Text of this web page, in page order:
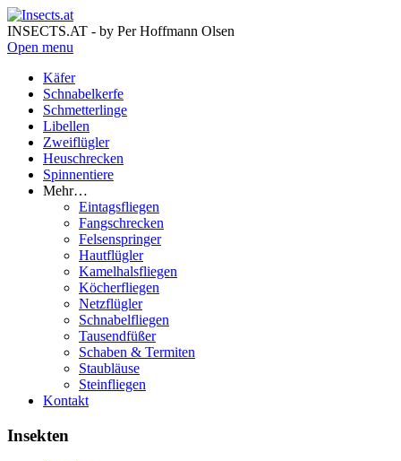
INSECTS.AT - by Per Hoffmann Olsen
Open menu
Käfer
Schnabelkerfe
Schmetterlinge
Libellen
Zweiflügler
Heuschrecken
Spinnentiere
Mehr…
Eintagsfliegen
Fangschrecken
Felsenspringer
Hautflügler
Kamelhalsfliegen
Köcherfliegen
Netzflügler
Schnabelfliegen
Tausendfüßer
Schaben & Termiten
Staubläuse
Steinfliegen
Kontakt
Insekten